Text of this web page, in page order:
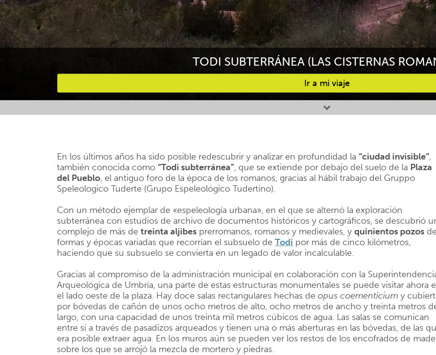
TODI SUBTERRÁNEA (LAS CISTERNAS
Ir a mi viaje
Favourites
En los últimos años ha sido posible redescubrir y analizar en profundidad la “ciudad invisible”,
también conocida como “Todi subterránea”, que se extiende por debajo del suelo de la Plaza
del Pueblo, el antiguo foro de la época de los romanos, gracias al hábil trabajo del Gruppo
Speleologico Tuderte (Grupo Espeleológico Tudertino).
Con un método ejemplar de «espeleología urbana», en el que se alternó la exploración
subterránea con estudios de archivo de documentos históricos y cartográficos, se descubrió
complejo de más de treinta aljibes prerromanos, romanos y medievales, y quinientos pozos de
formas y épocas variadas que recorrían el subsuelo de Todi por más de cinco kilómetros,
haciendo que su subsuelo se convierta en un legado de valor incalculable.
Gracias al compromiso de la administración municipal en colaboración con la
Arqueológica de Umbría, una parte de estas estructuras monumentales se puede visitar ahora
el lado oeste de la plaza. Hay doce salas rectangulares hechas de opus coementicium y
por bóvedas de cañón de unos ocho metros de alto, ocho metros de ancho y treinta metros
largo, con una capacidad de unos treinta mil metros cúbicos de agua. Las salas se comunican
entre sí a través de pasadizos arqueados y tienen una o más aberturas en las bóvedas, de las
era posible extraer agua. En los muros aún se pueden ver los restos de los encofrados de
sobre los que se arrojó la mezcla de mortero y piedras.